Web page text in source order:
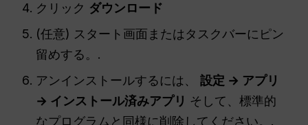
クリック ダウンロード
(任意) スタート画面またはタスクバーにピン
留めする。.
アンインストールするには、設定 → アプリ
→ インストール済みアプリ そして、標準的
なプログラムと同様に削除してください。.